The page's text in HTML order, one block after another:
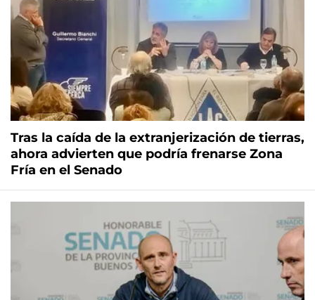
Tras la caída de la extranjerización de tierras,
ahora advierten que podría frenarse Zona
Fría en el Senado